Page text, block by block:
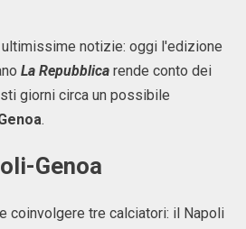
ultimissime notizie: oggi l'edizione
La Repubblica rende conto dei
giorni circa un possibile
.
Genoa
coinvolgere tre calciatori: il Napoli